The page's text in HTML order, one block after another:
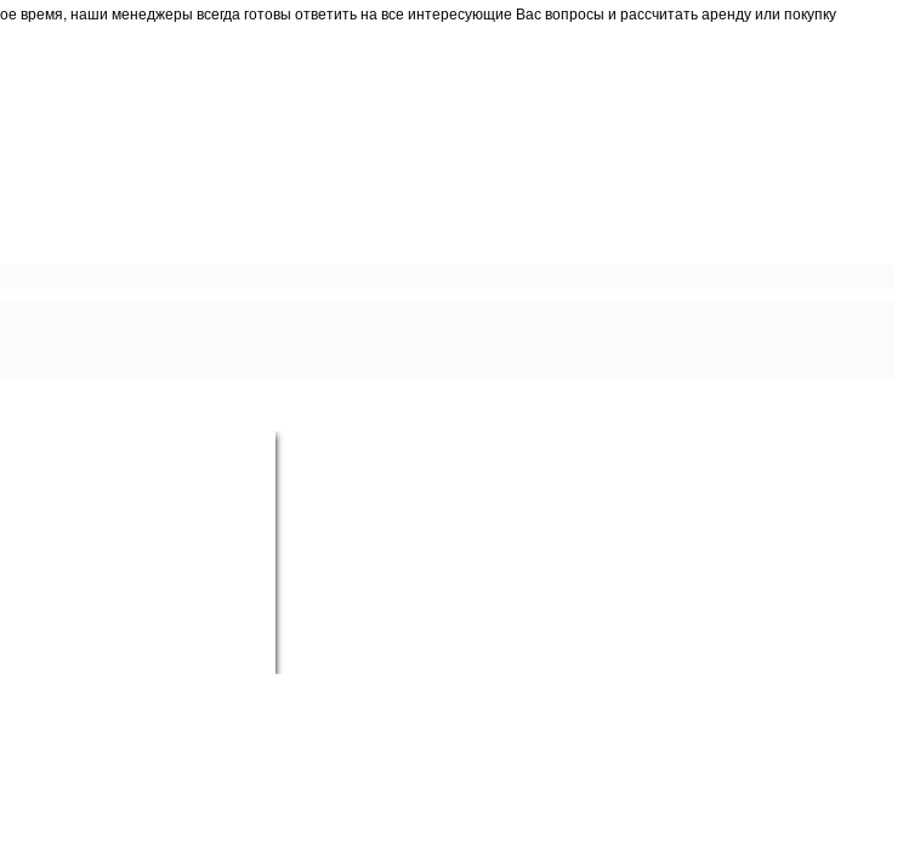
время, наши менеджеры всегда готовы ответить на все интересующие Вас вопросы и рассчитать аренду или покупку